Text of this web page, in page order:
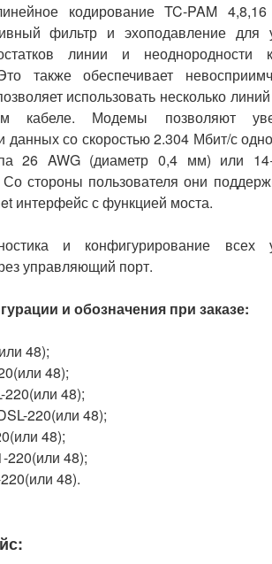
кодирование TC-PAM
фильтр и эхоподавление для
линии и неоднородности
также обеспечивает
использовать несколько
кабеле. Модемы позволяют
данных со скоростью 2.304 Мбит/с
26 AWG (диаметр 0,4 мм) или
стороны пользователя они
интерфейс с функцией моста.
и конфигурирование всех
управляющий порт.
и обозначения при заказе:
48);
48);
48);
220(или 48);
48);
48);
48).